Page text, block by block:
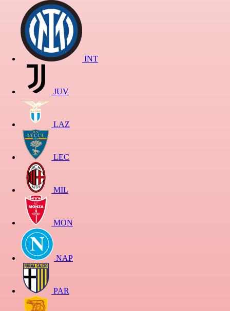
INT
JUV
LAZ
LEC
MIL
MON
NAP
PAR